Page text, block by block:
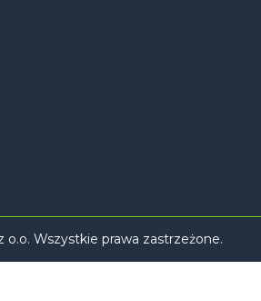
Wszystkie prawa zastrzeżone.